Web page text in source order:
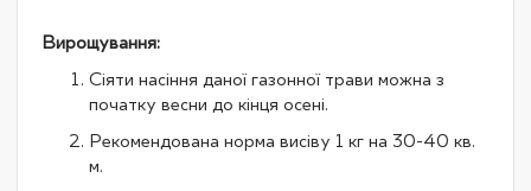
Вирощування:
Сіяти насіння даної газонної трави можна з
початку весни до кінця осені.
Рекомендована норма висіву 1 кг на 30-40 кв.
м.